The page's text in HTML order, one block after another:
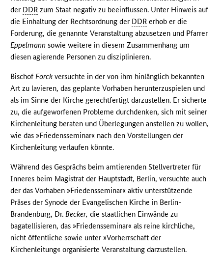
der DDR zum Staat negativ zu beeinflussen. Unter Hinweis auf
die Einhaltung der Rechtsordnung der DDR erhob er die
Forderung, die genannte Veranstaltung abzusetzen und Pfarrer
Eppelmann sowie weitere in diesem Zusammenhang um
diesen agierende Personen zu disziplinieren.
BischofForck versuchte in der von ihm hinlänglich bekannten
Art zu lavieren, das geplante Vorhaben herunterzuspielen und
als im Sinne der Kirche gerechtfertigt darzustellen. Er sicherte
zu, die aufgeworfenen Probleme durchdenken, sich mit seiner
Kirchenleitung beraten und Überlegungen anstellen zu wollen,
wie das »Friedensseminar« nach den Vorstellungen der
Kirchenleitung verlaufen könnte.
Während des Gesprächs beim amtierenden Stellvertreter für
Inneres beim Magistrat der Hauptstadt, Berlin, versuchte auch
der das Vorhaben »Friedensseminar« aktiv unterstützende
Präses der Synode der Evangelischen Kirche in Berlin-
Brandenburg, Dr.Becker, die staatlichen Einwände zu
bagatellisieren, das »Friedensseminar« als reine kirchliche,
nicht öffentliche sowie unter »Vorherrschaft der
Kirchenleitung« organisierte Veranstaltung darzustellen.